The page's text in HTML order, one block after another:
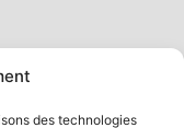
des technologies